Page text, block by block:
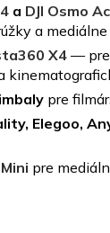
a DJI Osmo
a
X4 — pre
pre
Elegoo,
pre